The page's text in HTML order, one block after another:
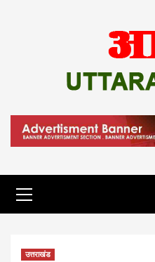
Menu
उत्तराखंड